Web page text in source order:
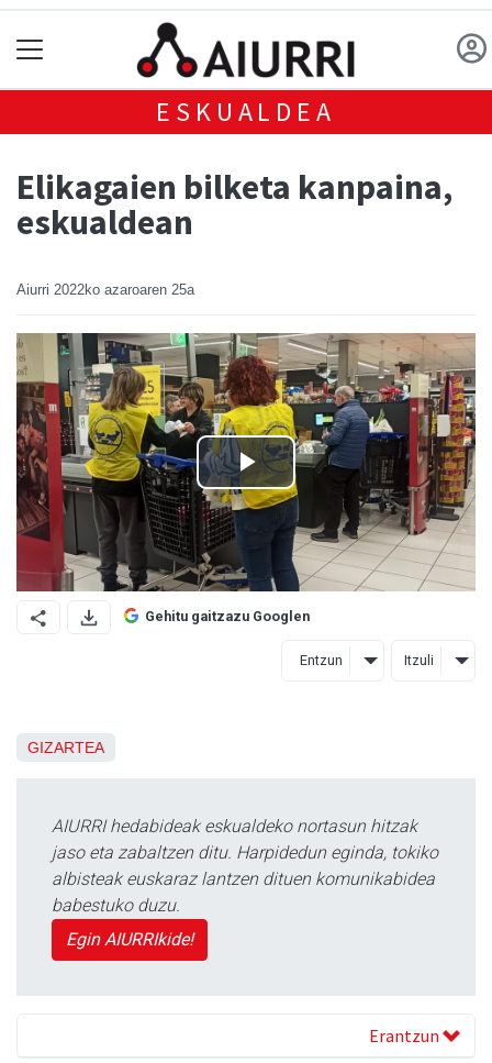
ESKUALDEA
Elikagaien bilketa kanpaina,
eskualdean
Aiurri 2022ko azaroaren 25a
Gehitu gaitzazu Googlen
Entzun Itzuli
GIZARTEA
AIURRI hedabideak eskualdeko nortasun hitzak
jaso eta zabaltzen ditu. Harpidedun eginda, tokiko
albisteak euskaraz lantzen dituen komunikabidea
babestuko duzu.
Egin AIURRIkide!
Erantzun